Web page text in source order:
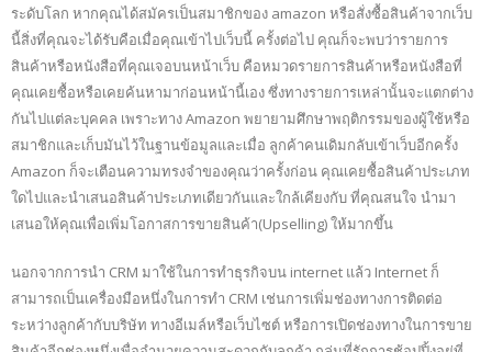
ระดับโลก หากคุณได้สมัครเป็นสมาชิกของ amazon หรือสั่งซื้อสินค้าจากเว็บ
นี้สิ่งที่คุณจะได้รับคือเมื่อคุณเข้าไปเว็บนี้ ครั้งต่อไป คุณก็จะพบว่ารายการ
สินค้าหรือหนังสือที่คุณเจอบนหน้าเว็บ คือหมวดรายการสินค้าหรือหนังสือที่
คุณเคยซื้อหรือเคยค้นหามาก่อนหน้านี้เอง ซึ่งทางรายการเหล่านั้นจะแตกต่าง
กันไปแต่ละบุคคล เพราะทาง Amazon พยายามศึกษาพฤติกรรมของผู้ใช้หรือ
สมาชิกและเก็บมันไว้ในฐานข้อมูลและเมื่อ ลูกค้าคนเดิมกลับเข้าเว็บอีกครั้ง
Amazon ก็จะเตือนความทรงจำของคุณว่าครั้งก่อน คุณเคยซื้อสินค้าประเภท
ใดไปและนำเสนอสินค้าประเภทเดียวกันและใกล้เคียงกับ ที่คุณสนใจ นำมา
เสนอให้คุณเพื่อเพิ่มโอกาสการขายสินค้า(Upselling) ให้มากขึ้น
นอกจากการนำ CRM มาใช้ในการทำธุรกิจบน internet แล้ว Internet ก็
สามารถเป็นเครื่องมือหนึ่งในการทำ CRM เช่นการเพิ่มช่องทางการติดต่อ
ระหว่างลูกค้ากับบริษัท ทางอีเมล์หรือเว็บไซต์ หรือการเปิดช่องทางในการขาย